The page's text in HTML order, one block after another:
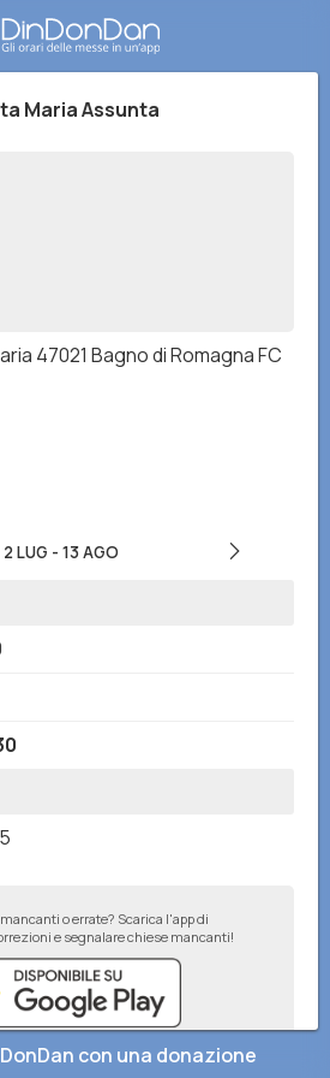
Maria Assunta
47021 Bagno di Romagna FC
2 LUG - 13 AGO
o errate? Scarica l'app di
e segnalare chiese mancanti!
con una donazione